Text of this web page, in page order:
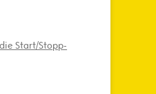
Start/Stopp-